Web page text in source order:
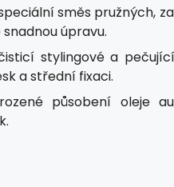
směs pružných,
úpravu.
stylingové a
a střední fixaci.
působení oleje